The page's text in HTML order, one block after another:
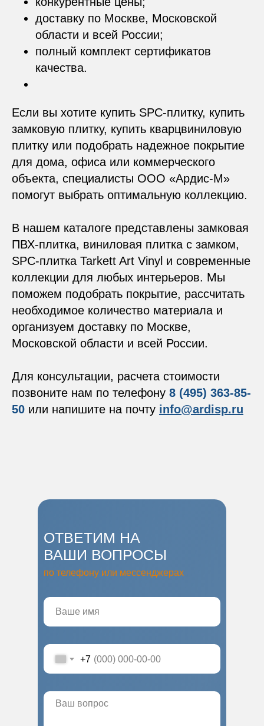
доставку по Москве, Московской
области и всей России;
полный комплект сертификатов
качества.
Если вы хотите купить SPC-плитку, купить
замковую плитку, купить кварцвиниловую
плитку или подобрать надежное покрытие
для дома, офиса или коммерческого
объекта, специалисты ООО «Ардис-М»
помогут выбрать оптимальную коллекцию.
В нашем каталоге представлены замковая
ПВХ-плитка, виниловая плитка с замком,
SPC-плитка Tarkett Art Vinyl и современные
коллекции для любых интерьеров. Мы
поможем подобрать покрытие, рассчитать
необходимое количество материала и
организуем доставку по Москве,
Московской области и всей России.
Для консультации, расчета стоимости
позвоните нам по телефону 8 (495) 363-85-
50 или напишите на почту info@ardisp.ru
ОТВЕТИМ НА
ВАШИ ВОПРОСЫ
по телефону или мессенджерах
+7
ООО «Ардис-М» Info@ardisp.ru
9:00-18:00
Политика конфиденциальности
Карта сайта
+7 (495) 363 85 50